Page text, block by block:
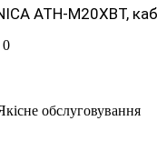
ATH-M20XBT,
0
обслуговування